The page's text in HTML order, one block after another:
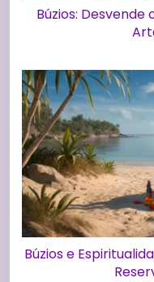
Búzios: Desvende
Búzios e